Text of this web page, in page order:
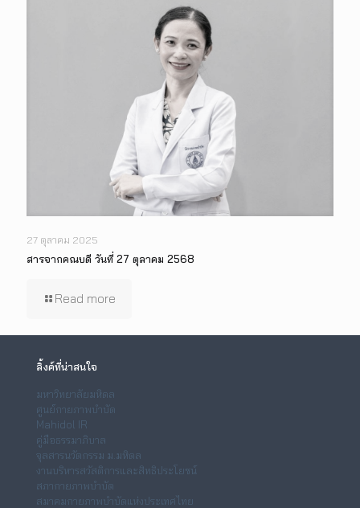
27 ตุลาคม 2025
สารจากคณบดี วันที่ 27 ตุลาคม 2568
Read more
ลิ้งค์ที่น่าสนใจ
มหาวิทยาลัยมหิดล
ศูนย์กายภาพบำบัด
Mahidol IR
คู่มือธรรมาภิบาล
จุลสารนวัตกรรม ม.มหิดล
งานบริหารสวัสดิการและสิทธิประโยชน์
สภากายภาพบำบัด
สมาคมกายภาพบำบัดแห่งประเทศไทย